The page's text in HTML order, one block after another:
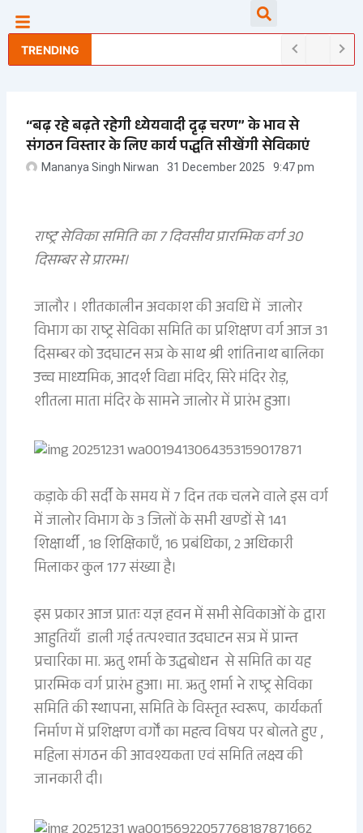
contentTRENDING
“बढ़ रहे बढ़ते रहेगी ध्येयवादी दृढ़ चरण” के भाव से
संगठन विस्तार के लिए कार्य पद्धति सीखेंगी सेविकाएं
Mananya Singh Nirwan 31 December 2025 9:47 pm
राष्ट्र सेविका समिति का 7 दिवसीय प्रारम्भिक वर्ग 30
दिसम्बर से प्रारम्भ।
जालौर । शीतकालीन अवकाश की अवधि में जालोर
विभाग का राष्ट्र सेविका समिति का प्रशिक्षण वर्ग आज 31
दिसम्बर को उदघाटन सत्र के साथ श्री शांतिनाथ बालिका
उच्च माध्यमिक, आदर्श विद्या मंदिर, सिरे मंदिर रोड़,
शीतला माता मंदिर के सामने जालोर में प्रारंभ हुआ।
कड़ाके की सर्दी के समय में 7 दिन तक चलने वाले इस वर्ग
में जालोर विभाग के 3 जिलों के सभी खण्डों से 141
शिक्षार्थी , 18 शिक्षिकाएँ, 16 प्रबंधिका, 2 अधिकारी
मिलाकर कुल 177 संख्या है।
इस प्रकार आज प्रातः यज्ञ हवन में सभी सेविकाओं के द्वारा
आहुतियाँ डाली गई तत्पश्चात उदघाटन सत्र में प्रान्त
प्रचारिका मा. ऋतु शर्मा के उद्धबोधन से समिति का यह
प्रारम्भिक वर्ग प्रारंभ हुआ। मा. ऋतु शर्मा ने राष्ट्र सेविका
समिति की स्थापना, समिति के विस्तृत स्वरूप, कार्यकर्ता
निर्माण में प्रशिक्षण वर्गों का महत्व विषय पर बोलते हुए ,
महिला संगठन की आवश्यकता एवं समिति लक्ष्य की
जानकारी दी।